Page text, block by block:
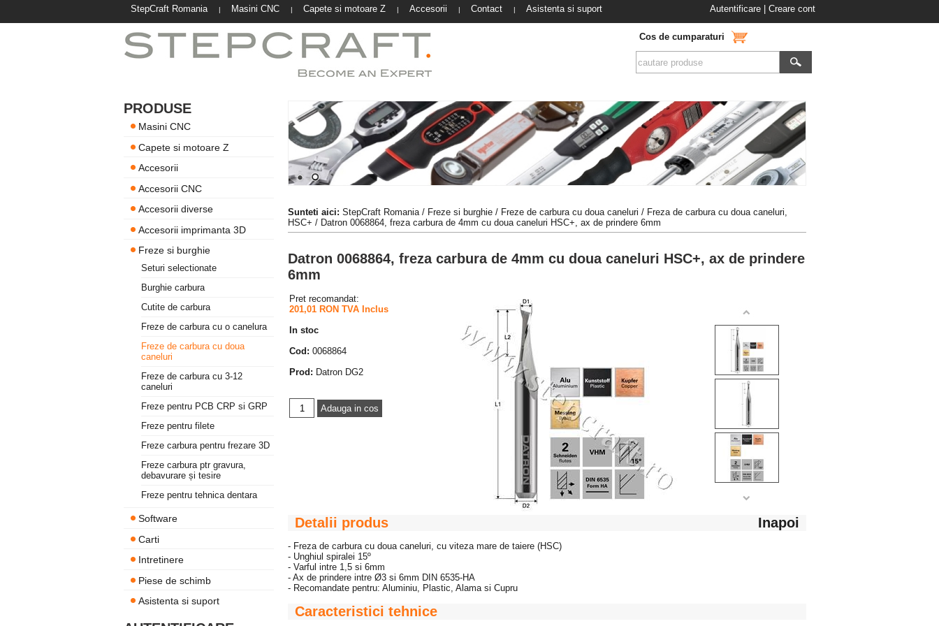
StepCraft Romania | Masini CNC | Capete si motoare Z | Accesorii | Contact | Asistenta si suport Autentificare Creare cont
Cos de cumparaturi
PRODUSE
Masini CNC
Capete si motoare Z
Accesorii
Accesorii CNC
Accesorii diverse
Accesorii imprimanta 3D
Freze si burghie
Seturi selectionate
Burghie carbura
Cutite de carbura
Freze de carbura cu o canelura
Freze de carbura cu doua
caneluri
Freze de carbura cu 3-12
caneluri
Freze pentru PCB CRP si GRP
Freze pentru filete
Freze carbura pentru frezare 3D
Freze carbura ptr gravura,
debavurare și tesire
Freze pentru tehnica dentara
Software
Carti
Intretinere
Piese de schimb
Asistenta si suport
Sunteti aici: StepCraft Romania/ Freze si burghie / Freze de carbura cu doua caneluri / Freza de carbura cu doua caneluri,
HSC+ / Datron 0068864, freza carbura de 4mm cu doua caneluri HSC+, ax de prindere 6mm
Datron 0068864, freza carbura de 4mm cu doua caneluri HSC+, ax de prindere
6mm
Pret recomandat:
201,01 RON TVA Inclus
In stoc
Cod: 0068864
Prod: Datron DG2
Detalii produs Inapoi
- Freza de carbura cu doua caneluri, cu viteza mare de taiere (HSC)
- Unghiul spiralei 15º
- Varful intre 1,5 si 6mm
- Ax de prindere intre Ø3 si 6mm DIN 6535-HA
- Recomandate pentru: Aluminiu, Plastic, Alama si Cupru
Caracteristici tehnice